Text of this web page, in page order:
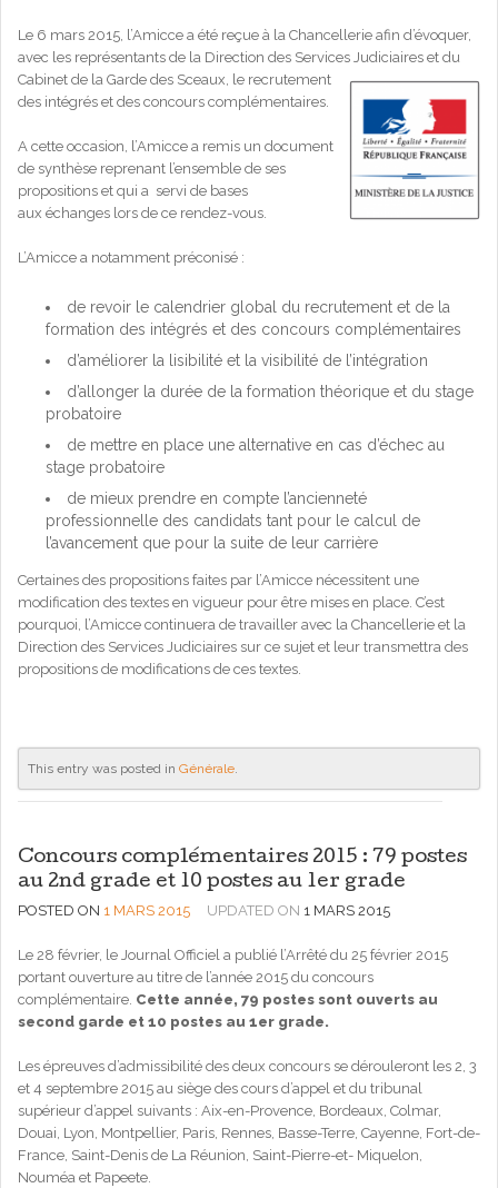
Le 6 mars 2015, l’Amicce a été reçue à la Chancellerie afin d’évoquer,
avec les représentants de la Direction des Services Judiciaires et du
Cabinet de la Garde des Sceaux, le recrutement
des intégrés et des concours complémentaires.
A cette occasion, l’Amicce a remis un document
de synthèse reprenant l’ensemble de ses
propositions et qui a servi de bases
aux échanges lors de ce rendez-vous.
L’Amicce a notamment préconisé :
de revoir le calendrier global du recrutement et de la
formation des intégrés et des concours complémentaires
d’améliorer la lisibilité et la visibilité de l’intégration
d’allonger la durée de la formation théorique et du stage
probatoire
de mettre en place une alternative en cas d’échec au
stage probatoire
de mieux prendre en compte l’ancienneté
professionnelle des candidats tant pour le calcul de
l’avancement que pour la suite de leur carrière
Certaines des propositions faites par l’Amicce nécessitent une
modification des textes en vigueur pour être mises en place. C’est
pourquoi, l’Amicce continuera de travailler avec la Chancellerie et la
Direction des Services Judiciaires sur ce sujet et leur transmettra des
propositions de modifications de ces textes.
This entry was posted in Générale.
Concours complémentaires 2015 : 79 postes
au 2nd grade et 10 postes au 1er grade
POSTED ON 1 MARS 2015 UPDATED ON 1 MARS 2015
Le 28 février, le Journal Officiel a publié l’Arrêté du 25 février 2015
portant ouverture au titre de l’année 2015 du concours
complémentaire. Cette année, 79 postes sont ouverts au
second garde et 10 postes au 1er grade.
Les épreuves d’admissibilité des deux concours se dérouleront les 2, 3
et 4 septembre 2015 au siège des cours d’appel et du tribunal
supérieur d’appel suivants : Aix-en-Provence, Bordeaux, Colmar,
Douai, Lyon, Montpellier, Paris, Rennes, Basse-Terre, Cayenne, Fort-de-
France, Saint-Denis de La Réunion, Saint-Pierre-et- Miquelon,
Nouméa et Papeete.